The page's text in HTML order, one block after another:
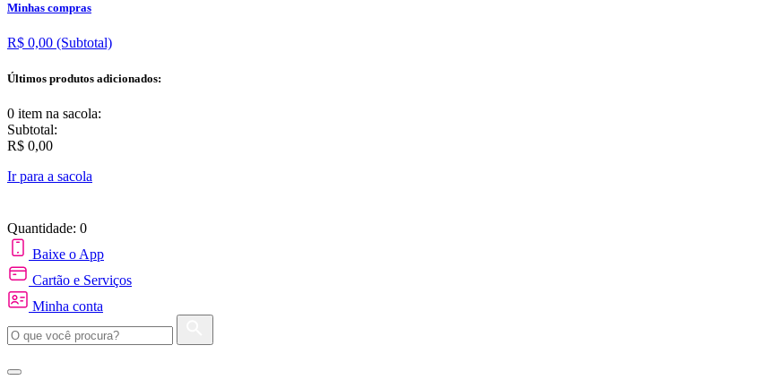
Minhas compras
R$ 0,00 (Subtotal)
Últimos produtos adicionados:
0 item na sacola:
Subtotal:
R$ 0,00
Ir para a sacola
Quantidade: 0
Baixe o App
Cartão e Serviços
Minha conta